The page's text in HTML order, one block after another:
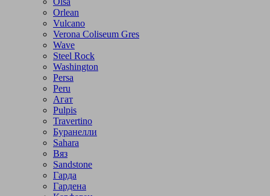
Orlean
Vulcano
Verona Coliseum Gres
Wave
Steel Rock
Washington
Persa
Peru
Агат
Pulpis
Travertino
Буранелли
Sahara
Вяз
Sandstone
Гарда
Гардена